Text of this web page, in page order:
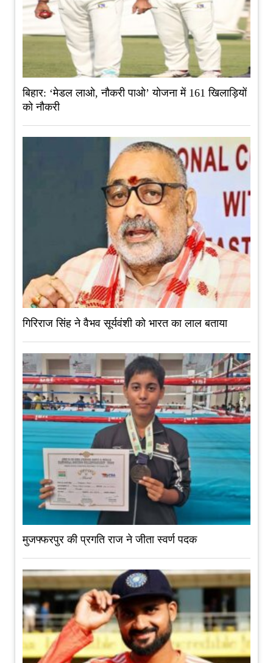
बिहार: ‘मेडल लाओ, नौकरी पाओ’ योजना में 161 खिलाड़ियों
को नौकरी
गिरिराज सिंह ने वैभव सूर्यवंशी को भारत का लाल बताया
मुजफ्फरपुर की प्रगति राज ने जीता स्वर्ण पदक